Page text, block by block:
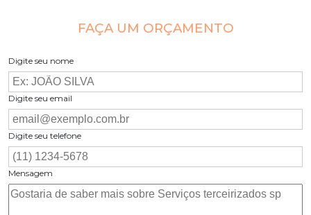
FAÇA UM ORÇAMENTO
Digite seu nome
Digite seu email
Digite seu telefone
Mensagem